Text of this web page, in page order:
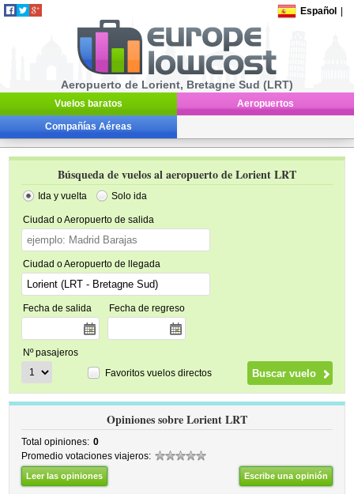
Español
Aeropuerto de Lorient, Bretagne Sud (LRT)
Vuelos baratos Aeropuertos
Compañías Aéreas
Búsqueda de vuelos al aeropuerto de Lorient LRT
Ida y vuelta Solo ida
Ciudad o Aeropuerto de salida
Ciudad o Aeropuerto de llegada
Fecha de salida Fecha de regreso
Nº pasajeros
Favoritos vuelos directos
Opiniones sobre Lorient LRT
Total opiniones: 0
Promedio votaciones viajeros:
Leer las opiniones Escribe una opinión